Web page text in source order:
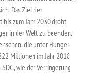
Das Ziel der
zum Jahr 2030 droht
in der Welt zu beenden,
die unter Hunger
Millionen im Jahr 2018
wie der Verringerung